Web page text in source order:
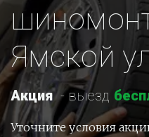
Ямской
Акция - выезд
Уточните условия